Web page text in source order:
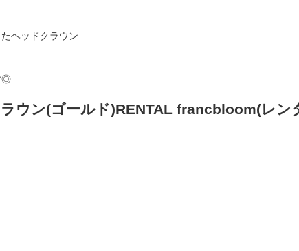
ウン(ゴールド)RENTAL francbloom(レン